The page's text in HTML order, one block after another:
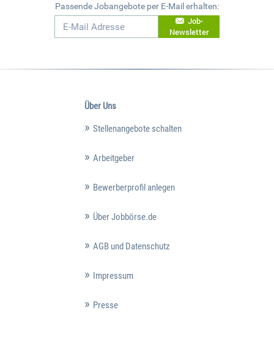
Passende Jobangebote per E-Mail erhalten:
Job-
Newsletter
Über Uns
Stellenangebote schalten
Arbeitgeber
Bewerberprofil anlegen
Über Jobbörse.de
AGB und Datenschutz
Impressum
Presse